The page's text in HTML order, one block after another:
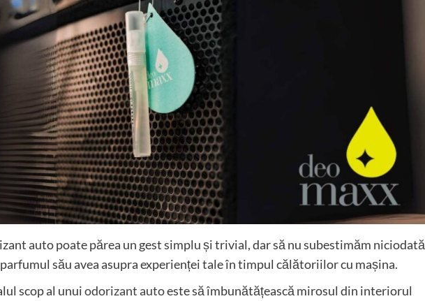
auto poate părea un gest simplu și trivial, dar să nu subestimăm niciodată
său avea asupra experienței tale în timpul călătoriilor cu mașina.
scop al unuiodorizant autoeste să îmbunătățească mirosul din interiorul